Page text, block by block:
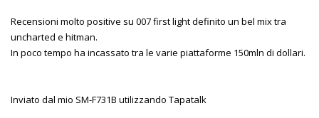
Recensioni molto positive su 007 first light definito un bel mix tra
uncharted e hitman.
In poco tempo ha incassato tra le varie piattaforme 150mln di dollari.
Inviato dal mio SM-F731B utilizzando Tapatalk